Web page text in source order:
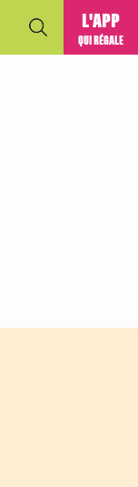
L'APP
QUI RÉGALE